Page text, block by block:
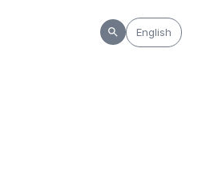
English